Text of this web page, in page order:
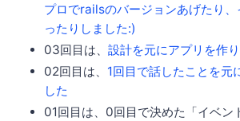
プロでrailsのバージョンあげたり
ったりしました:)
03回目は、 設計を元にアプリを作
02回目は、 1回目で話したことを元
した
01回目は、0回目で決めた「イベン